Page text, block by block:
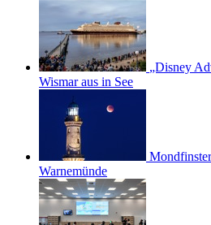
„Disney
Wismar aus in See
Warnemünde